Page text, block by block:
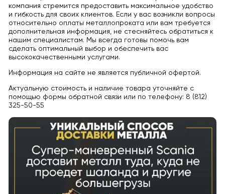
компания стремится предоставить максимальное удобство
и гибкость для своих клиентов. Если у вас возникли вопросы
относительно оплаты металлопроката или вам требуется
дополнительная информация, не стесняйтесь обратиться к
нашим специалистам. Мы всегда готовы помочь вам
сделать оптимальный выбор и обеспечить вас
высококачественными услугами.
Информация на сайте не является публичной офертой.
Актуальную стоимость и наличие товара уточняйте с
помощью формы обратной связи или по телефону: 8 (812)
325-50-55